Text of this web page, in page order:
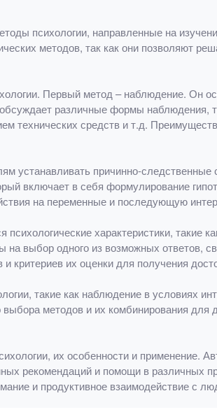
психологии, направленные на
методов, так как они позволяют
Первый метод – наблюдение. Он
различные формы наблюдения,
технических средств и т.д.
устанавливать причинно-
включает в себя формулирование
на переменные и последующую
характеристики, такие
на выбор одного из возможных ответов,
критериев их оценки для получения
такие как наблюдение в условиях
методов и их комбинирования
их особенности и применение.
рекомендаций и помощи в различных
и продуктивное взаимодействие с